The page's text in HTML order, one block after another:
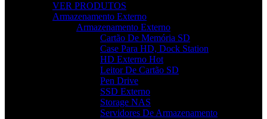
VER PRODUTOS
Armazenamento Externo
Armazenamento Externo
Cartão De Memória SD
Case Para HD, Dock Station
HD Externo Hot
Leitor De Cartão SD
Pen Drive
SSD Externo
Storage NAS
Servidores De Armazenamento